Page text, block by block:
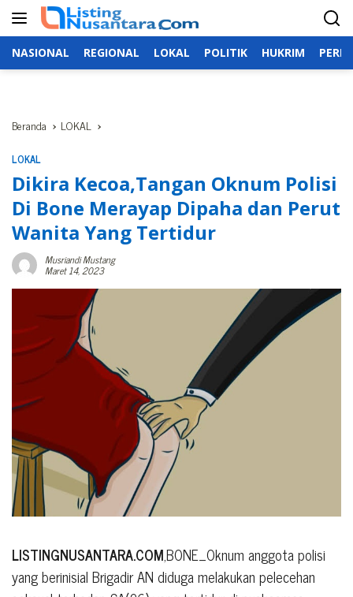
konten
NASIONAL REGIONAL LOKAL POLITIK HUKRIM
Beranda LOKAL
LOKAL
Dikira Kecoa,Tangan Oknum Polisi
Di Bone Merayap Dipaha dan Perut
Wanita Yang Tertidur
Musriandi Mustang
Maret 14, 2023
LISTINGNUSANTARA.COM,BONE_Oknum anggota polisi
yang berinisial Brigadir AN diduga melakukan pelecehan